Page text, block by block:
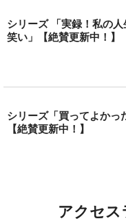
シリーズ 「実録！私の人
笑い」【絶賛更新中！】
シリーズ「買ってよかっ
【絶賛更新中！】
アクセ